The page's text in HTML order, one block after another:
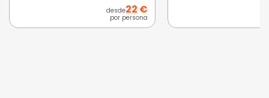
desde22 €
por persona